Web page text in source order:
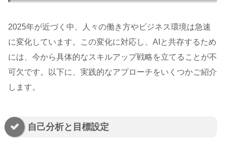
2025年が近づく中、人々の働き方やビジネス環境は急速
に変化しています。この変化に対応し、AIと共存するため
には、今から具体的なスキルアップ戦略を立てることが不
可欠です。以下に、実践的なアプローチをいくつかご紹介
します。
自己分析と目標設定